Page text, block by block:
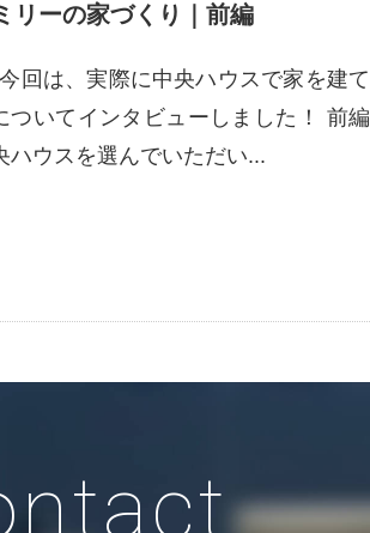
リーの家づくり｜前編
回は、実際に中央ハウスで家を建て
ついてインタビューしました！ 前編
ハウスを選んでいただい...